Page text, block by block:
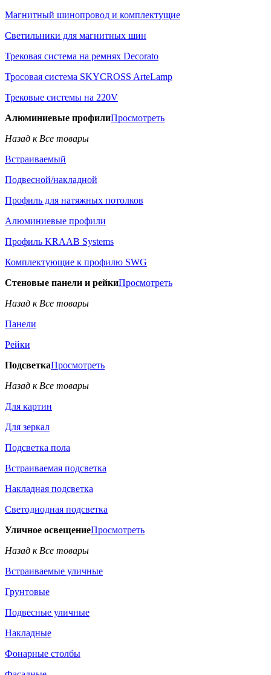
Магнитный шинопровод и комплектущие
Светильники для магнитных шин
Трековая система на ремнях Decorato
Тросовая система SKYCROSS ArteLamp
Трековые системы на 220V
Алюминиевые профилиПросмотреть
Назад к Все товары
Встраиваемый
Подвесной/накладной
Профиль для натяжных потолков
Алюминиевые профили
Профиль KRAAB Systems
Комплектующие к профилю SWG
Стеновые панели и рейкиПросмотреть
Назад к Все товары
Панели
Рейки
ПодсветкаПросмотреть
Назад к Все товары
Для картин
Для зеркал
Подсветка пола
Встраиваемая подсветка
Накладная подсветка
Светодиодная подсветка
Уличное освещениеПросмотреть
Назад к Все товары
Встраиваемые уличные
Грунтовые
Подвесные уличные
Накладные
Фонарные столбы